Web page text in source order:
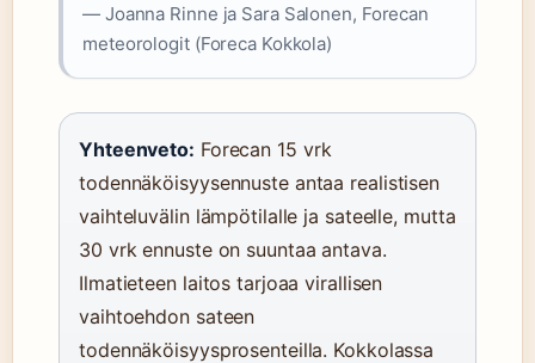
— Joanna Rinne ja Sara Salonen, Forecan
meteorologit (Foreca Kokkola)
Yhteenveto: Forecan 15 vrk
todennäköisyysennuste antaa realistisen
vaihteluvälin lämpötilalle ja sateelle, mutta
30 vrk ennuste on suuntaa antava.
Ilmatieteen laitos tarjoaa virallisen
vaihtoehdon sateen
todennäköisyysprosenteilla. Kokkolassa